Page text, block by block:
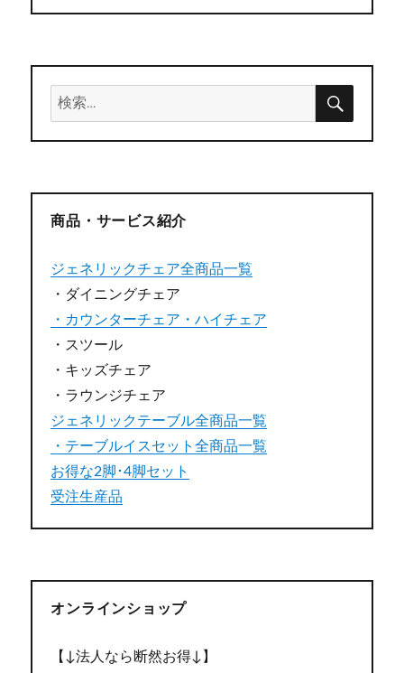
検
索:
検
商品・サービス紹介
ジェネリックチェア全商品一覧
・ダイニングチェア
・カウンターチェア・ハイチェア
・スツール
・キッズチェア
・ラウンジチェア
ジェネリックテーブル全商品一覧
・テーブルイスセット全商品一覧
お得な2脚･4脚セット
受注生産品
オンラインショップ
【↓法人なら断然お得↓】